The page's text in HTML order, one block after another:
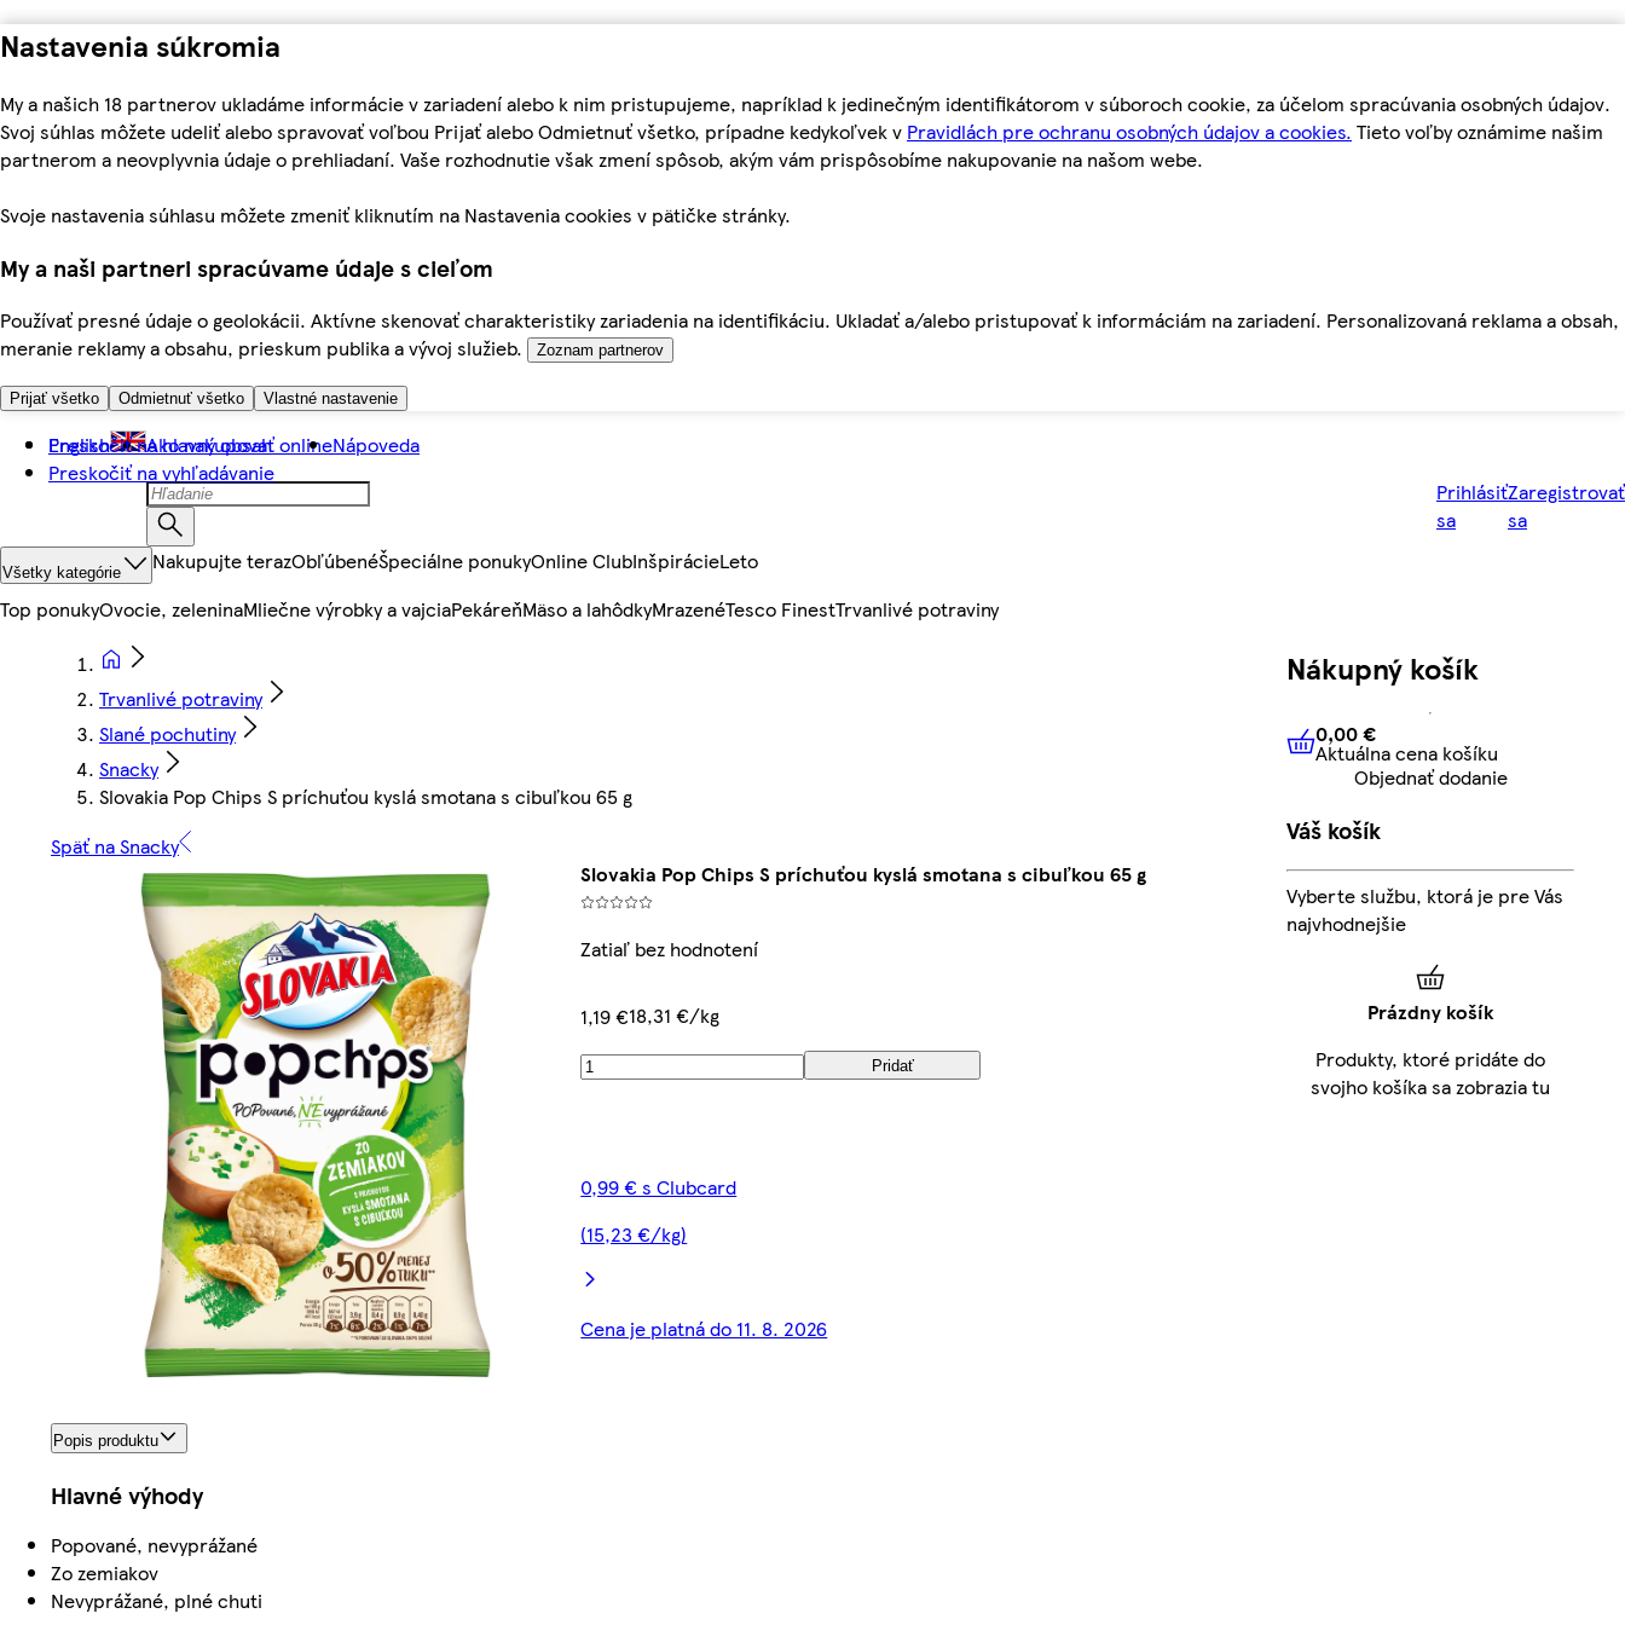
Nastavenia súkromia
My a našich 18 partnerov ukladáme informácie v zariadení alebo k nim pristupujeme, napríklad k jedinečným identifikátorom v súboroch cookie, za účelom spracúvania osobných údajov.
Svoj súhlas môžete udeliť alebo spravovať voľbou Prijať alebo Odmietnuť všetko, prípadne kedykoľvek v Pravidlách pre ochranu osobných údajov a cookies. Tieto voľby oznámime našim
partnerom a neovplyvnia údaje o prehliadaní. Vaše rozhodnutie však zmení spôsob, akým vám prispôsobíme nakupovanie na našom webe.
Svoje nastavenia súhlasu môžete zmeniť kliknutím na Nastavenia cookies v pätičke stránky.
My a naši partneri spracúvame údaje s cieľom
Používať presné údaje o geolokácii. Aktívne skenovať charakteristiky zariadenia na identifikáciu. Ukladať a/alebo pristupovať k informáciám na zariadení. Personalizovaná reklama a obsah,
meranie reklamy a obsahu, prieskum publika a vývoj služieb.
Zoznam partnerov
Prijať všetko Odmietnuť všetko Vlastné nastavenie
Preskočiť na hlavný obsah
Preskočiť na vyhľadávanie
English Ako nakupovať onlineNápoveda
Prihlásiť
sa
Zaregistrovať
sa
Všetky kategórie Nakupujte terazObľúbenéŠpeciálne ponukyOnline ClubInšpirácieLeto
Top ponukyOvocie, zeleninaMliečne výrobky a vajciaPekáreňMäso a lahôdkyMrazenéTesco FinestTrvanlivé potraviny
Trvanlivé potraviny
Slané pochutiny
Snacky
Slovakia Pop Chips S príchuťou kyslá smotana s cibuľkou 65 g
Späť na Snacky
Slovakia Pop Chips S príchuťou kyslá smotana s cibuľkou 65 g
Zatiaľ bez hodnotení
1,19 €18,31 €/kg
Pridať
0,99 € s Clubcard
(15,23 €/kg)
Cena je platná do 11. 8. 2026
Popis produktu
Hlavné výhody
Popované, nevyprážané
Zo zemiakov
Nevyprážané, plné chuti
Nákupný košík
0,00 € Aktuálna cena košíku
0,00 €
Aktuálna cena košíku
Objednať dodanie
Váš košík
Vyberte službu, ktorá je pre Vás
najvhodnejšie
Prázdny košík
Produkty, ktoré pridáte do
svojho košíka sa zobrazia tu